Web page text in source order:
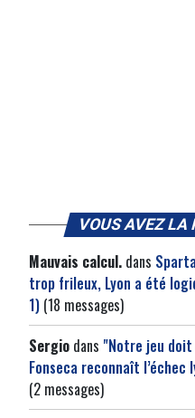
VOUS AVEZ LA
Mauvais calcul. dans
trop frileux, Lyon a été
1) (18 messages)
Sergio dans "Notre jeu
Fonseca reconnaît l’échec
(2 messages)